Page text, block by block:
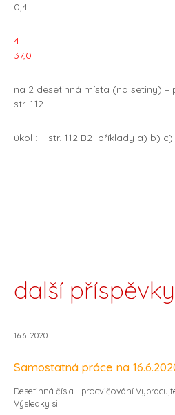
0,4
4
37,0
na 2 desetinná místa (na setiny) –
str. 112
úkol : str. 112 B2 příklady a) b) c)
další příspěvky
16.6. 2020
Samostatná práce na
Desetinná čísla - procvičování
Výsledky si...